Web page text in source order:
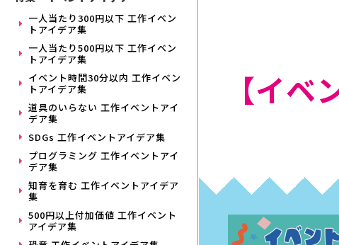
一人当たり300円以下 工作イベン
トアイデア集
一人当たり500円以下 工作イベン
トアイデア集
イベント時間30分以内 工作イベン
トアイデア集
道具のいらない 工作イベントアイ
デア集
SDGs 工作イベントアイデア集
プログラミング 工作イベントアイ
デア集
知育を育む 工作イベントアイデア
集
500円以上付加価値 工作イベント
アイデア集
【イ